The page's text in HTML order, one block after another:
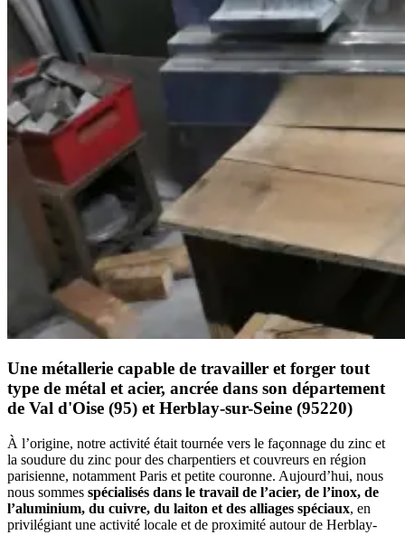
Une métallerie capable de travailler et forger tout
type de métal et acier, ancrée dans son département
de Val d'Oise (95) et Herblay-sur-Seine (95220)
À l’origine, notre activité était tournée vers le façonnage du zinc et
la soudure du zinc pour des charpentiers et couvreurs en région
parisienne, notamment Paris et petite couronne. Aujourd’hui, nous
nous sommes spécialisés dans le travail de l’acier, de l’inox, de
l’aluminium, du cuivre, du laiton et des alliages spéciaux, en
privilégiant une activité locale et de proximité autour de Herblay-